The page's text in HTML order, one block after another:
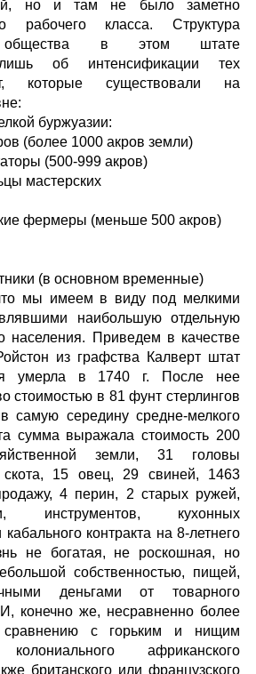
но и там не было заметно
рабочего класса. Структура
общества в этом штате
лишь об интенсификации тех
которые существовали на
буржуазии:
(более 1000 акров земли)
(500-999 акров)
мастерских
фермеры (меньше 500 акров)
(в основном временные)
мы имеем в виду под мелкими
наибольшую отдельную
населения. Приведем в качестве
из графства Калверт штат
умерла в 1740 г. После нее
стоимостью в 81 фунт стерлингов
самую середину средне-мелкого
сумма выражала стоимость 200
земли, 31 головы
скота, 15 овец, 29 свиней, 1463
4 перин, 2 старых ружей,
инструментов, кухонных
контракта на 8-летнего
не богатая, не роскошная, но
собственностью, пищей,
деньгами от товарного
конечно же, несравненно более
сравнению с горьким и нищим
африканского
британского или французского